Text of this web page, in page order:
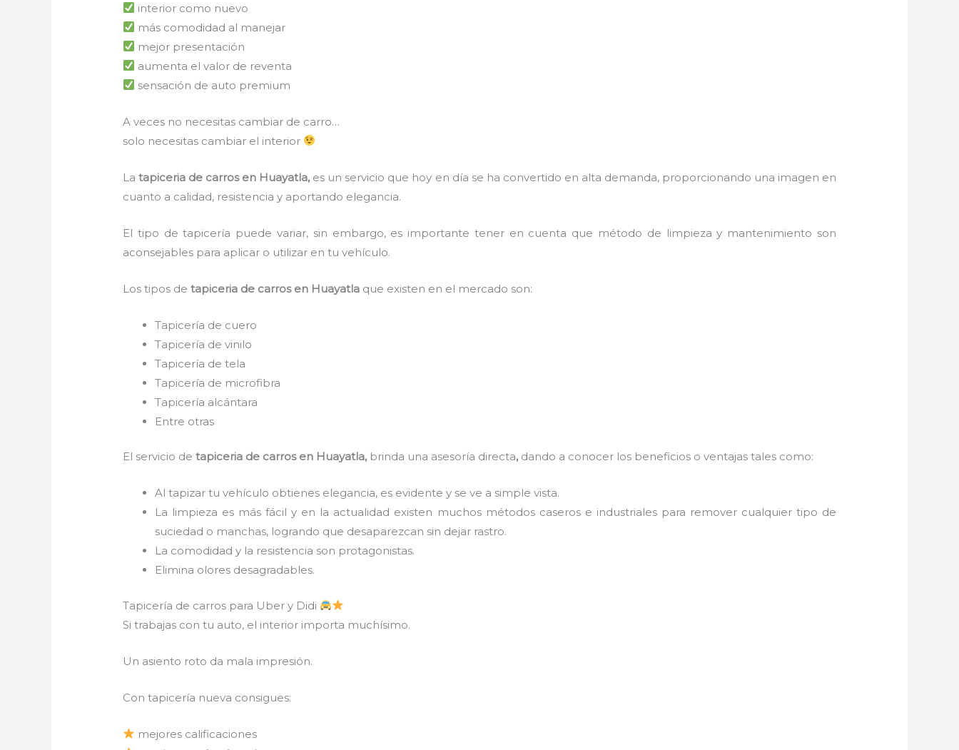
interior como nuevo
más comodidad al manejar
mejor presentación
aumenta el valor de reventa
sensación de auto premium
A veces no necesitas cambiar de carro…
solo necesitas cambiar el interior
La tapiceria de carrosen Huayatla, es un servicio que hoy en día se ha convertido en alta demanda, proporcionando una imagen en
cuanto a calidad, resistencia y aportando elegancia.
El tipo de tapicería puede variar, sin embargo, es importante tener en cuenta que método de limpieza y mantenimiento son
aconsejables para aplicar o utilizar en tu vehículo.
Los tipos de tapiceria de carrosen Huayatla que existen en el mercado son:
Tapicería de cuero
Tapicería de vinilo
Tapicería de tela
Tapicería de microfibra
Tapicería alcántara
Entre otras
El servicio detapiceria de carrosen Huayatla, brinda una asesoría directa, dando a conocer los beneficios o ventajas tales como:
Al tapizar tu vehículo obtienes elegancia, es evidente y se ve a simple vista.
La limpieza es más fácil y en la actualidad existen muchos métodos caseros e industriales para remover cualquier tipo de
suciedad o manchas, logrando que desaparezcan sin dejar rastro.
La comodidad y la resistencia son protagonistas.
Elimina olores desagradables.
Tapicería de carros para Uber y Didi
Si trabajas con tu auto, el interior importa muchísimo.
Un asiento roto da mala impresión.
Con tapicería nueva consigues:
mejores calificaciones